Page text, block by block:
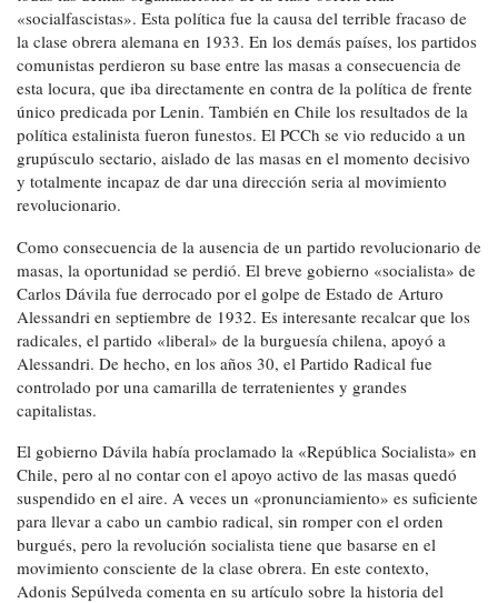
«socialfascistas». Esta política fue la causa del terrible fracaso de
la clase obrera alemana en 1933. En los demás países, los partidos
comunistas perdieron su base entre las masas a consecuencia de
esta locura, que iba directamente en contra de la política de frente
único predicada por Lenin. También en Chile los resultados de la
política estalinista fueron funestos. El PCCh se vio reducido a un
grupúsculo sectario, aislado de las masas en el momento decisivo
y totalmente incapaz de dar una dirección seria al movimiento
revolucionario.
Como consecuencia de la ausencia de un partido revolucionario de
masas, la oportunidad se perdió. El breve gobierno «socialista» de
Carlos Dávila fue derrocado por el golpe de Estado de Arturo
Alessandri en septiembre de 1932. Es interesante recalcar que los
radicales, el partido «liberal» de la burguesía chilena, apoyó a
Alessandri. De hecho, en los años 30, el Partido Radical fue
controlado por una camarilla de terratenientes y grandes
capitalistas.
El gobierno Dávila había proclamado la «República Socialista» en
Chile, pero al no contar con el apoyo activo de las masas quedó
suspendido en el aire. A veces un «pronunciamiento» es suficiente
para llevar a cabo un cambio radical, sin romper con el orden
burgués, pero la revolución socialista tiene que basarse en el
movimiento consciente de la clase obrera. En este contexto,
Adonis Sepúlveda comenta en su artículo sobre la historia del